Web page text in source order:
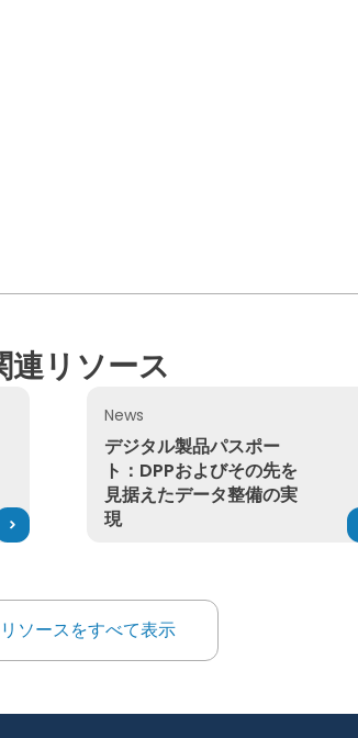
連リソース
News
デジタル製品パスポー
ト：DPPおよびその先を
見据えたデータ整備の実
現
デジタル製品パスポート：DPP
ソースをすべて表示
3E リソースをすべて表示